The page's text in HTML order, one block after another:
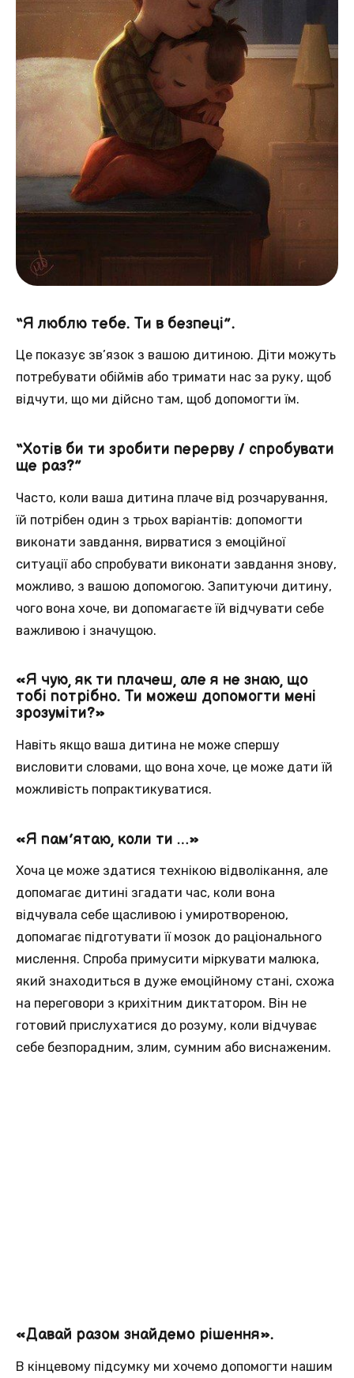
“Я люблю тебе. Ти в безпеці”.
Це показує зв’язок з вашою дитиною. Діти можуть
потребувати обіймів або тримати нас за руку, щоб
відчути, що ми дійсно там, щоб допомогти їм.
“Хотів би ти зробити перерву / спробувати
ще раз?”
Часто, коли ваша дитина плаче від розчарування,
їй потрібен один з трьох варіантів: допомогти
виконати завдання, вирватися з емоційної
ситуації або спробувати виконати завдання знову,
можливо, з вашою допомогою. Запитуючи дитину,
чого вона хоче, ви допомагаєте їй відчувати себе
важливою і значущою.
«Я чую, як ти плачеш, але я не знаю, що
тобі потрібно. Ти можеш допомогти мені
зрозуміти?»
Навіть якщо ваша дитина не може спершу
висловити словами, що вона хоче, це може дати їй
можливість попрактикуватися.
«Я пам’ятаю, коли ти …»
Хоча це може здатися технікою відволікання, але
допомагає дитині згадати час, коли вона
відчувала себе щасливою і умиротвореною,
допомагає підготувати її мозок до раціонального
мислення. Спроба примусити міркувати малюка,
який знаходиться в дуже емоційному стані, схожа
на переговори з крихітним диктатором. Він не
готовий прислухатися до розуму, коли відчуває
себе безпорадним, злим, сумним або виснаженим.
«Давай разом знайдемо рішення».
В кінцевому підсумку ми хочемо допомогти нашим